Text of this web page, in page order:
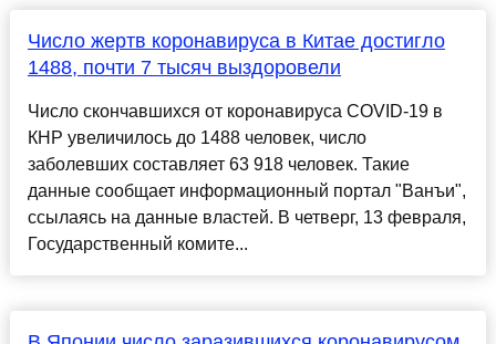
Число жертв коронавируса в Китае достигло
1488, почти 7 тысяч выздоровели
Число скончавшихся от коронавируса COVID-19 в
КНР увеличилось до 1488 человек, число
заболевших составляет 63 918 человек. Такие
данные сообщает информационный портал "Ванъи",
ссылаясь на данные властей. В четверг, 13 февраля,
Государственный комите...